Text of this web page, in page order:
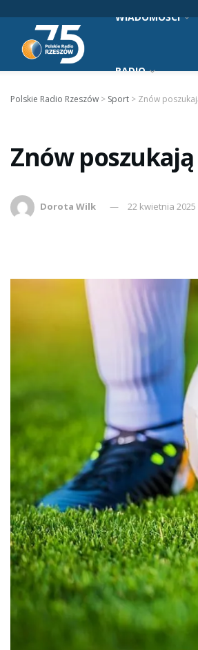
WIADOMOŚCI
RADIO
Polskie Radio Rzeszów > Sport > Znów
Znów
Dorota Wilk 22 kwietnia 2025